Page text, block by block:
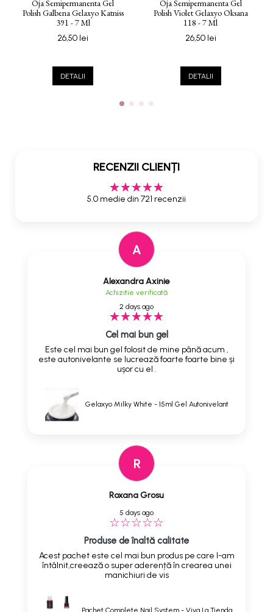
Oja Semipermanenta Gel
Polish Galbena Gelaxyo Katniss
391 - 7 Ml
26,50 lei
DETALII
Oja Semipermanenta Gel
Polish Violet Gelaxyo Oksana
118 - 7 Ml
26,50 lei
DETALII
RECENZII CLIENȚI
5.0 medie din 721 recenzii
A
Alexandra Axinie
Achizitie verificată
2 days ago
Cel mai bun gel
Este cel mai bun gel folosit de mine până acum ,
este autonivelante se lucrează foarte foarte bine și
ușor cu el .
Gelaxyo Milky White - 15ml Gel Autonivelant
R
Roxana Grosu
5 days ago
Produse de înaltă calitate
Acest pachet este cel mai bun produs pe care l-am
întâlnit,creează o super aderență în crearea unei
manichiuri de vis
Pachet Complete Nail System - Viva La Tienda